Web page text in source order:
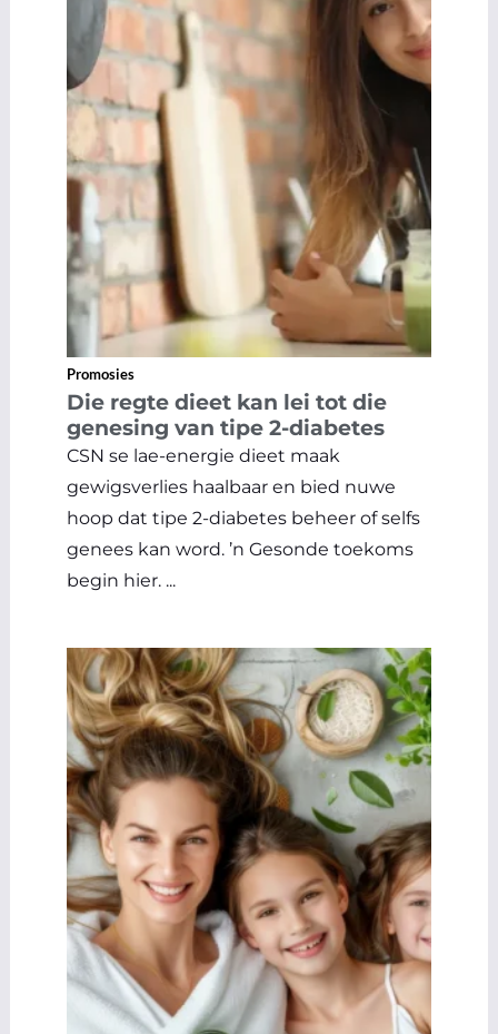
Promosies
Die regte dieet kan lei tot die
genesing van tipe 2-diabetes
CSN se lae-energie dieet maak
gewigsverlies haalbaar en bied nuwe
hoop dat tipe 2-diabetes beheer of selfs
genees kan word. ’n Gesonde toekoms
begin hier. ...